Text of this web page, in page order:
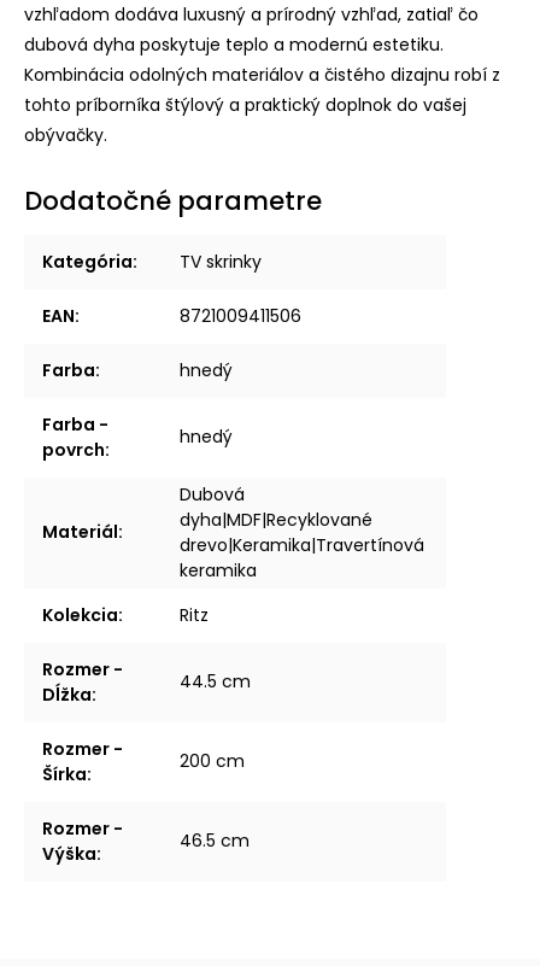
vzhľadom dodáva luxusný a prírodný vzhľad, zatiaľ čo
dubová dyha poskytuje teplo a modernú estetiku.
Kombinácia odolných materiálov a čistého dizajnu robí z
tohto príborníka štýlový a praktický doplnok do vašej
obývačky.
Dodatočné parametre
Kategória: TV skrinky
EAN: 8721009411506
Farba: hnedý
Farba -
povrch:
hnedý
Materiál:
Dubová
dyha|MDF|Recyklované
drevo|Keramika|Travertínová
keramika
Kolekcia: Ritz
Rozmer -
Dĺžka:
44.5 cm
Rozmer -
Šírka:
200 cm
Rozmer -
Výška:
46.5 cm